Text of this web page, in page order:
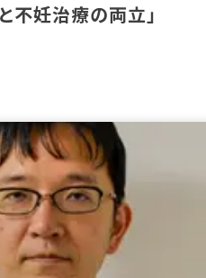
不妊治療の両立」